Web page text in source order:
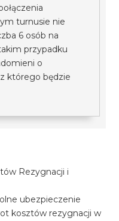
turnusie nie
6 osób na
przypadku
o
którego będzie
Rezygnacji i
ubezpieczenie
kosztów rezygnacji w